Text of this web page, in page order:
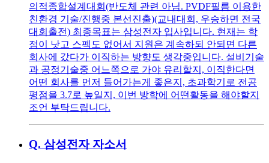
의적종합설계대회(반도체 관련 아님. PVDF필름 이용한
친환경 기술/진행중 본선진출)(교내대회, 우승하면 전국
대회출전) 최종목표는 삼성전자 입사입니다. 현재는 학
점이 낫고 스펙도 없어서 지원은 계속하되 안되면 다른
회사에 갔다가 이직하는 방향도 생각중입니다. 설비기술
과 공정기술중 어느쪽으로 가야 유리할지, 이직한다면
어떤 회사를 먼저 들어가는게 좋은지, 초과학기로 전공
평점을 3.7로 높일지, 이번 방학에 어떤활동을 해야할지
조언 부탁드립니다.
Q. 삼성전자 자소서